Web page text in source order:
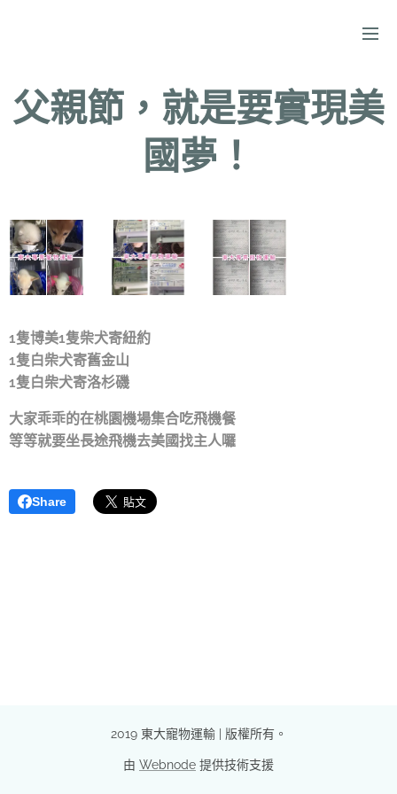
父親節，就是要實現美
國夢！
1隻博美1隻柴犬寄紐約
1隻白柴犬寄舊金山
1隻白柴犬寄洛杉磯
大家乖乖的在桃園機場集合吃飛機餐
等等就要坐長途飛機去美國找主人囉
Share
2019 東大寵物運輸 | 版權所有。
由 Webnode 提供技術支援